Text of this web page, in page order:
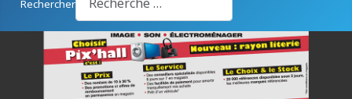
Rechercher